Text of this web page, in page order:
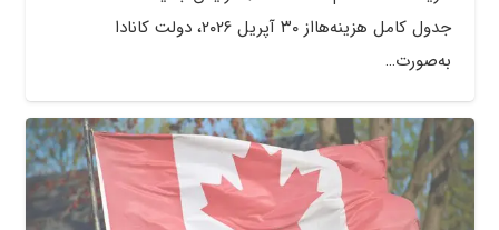
جدول کامل هزینه‌هااز ۳۰ آپریل ۲۰۲۶، دولت کانادا
به‌صورت…